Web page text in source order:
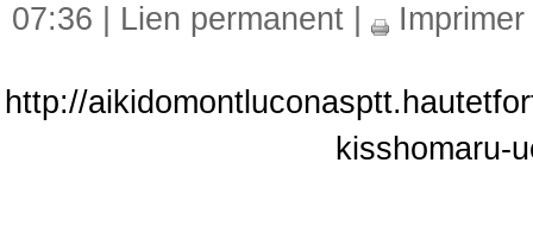
07:36 | Lien permanent Imprimer
http://
kisshomaru-